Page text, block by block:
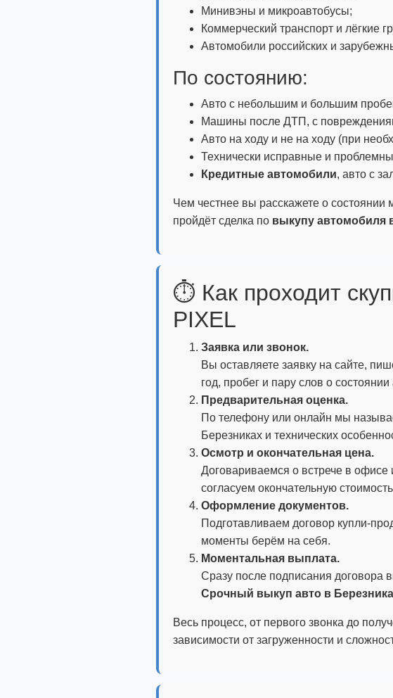
Минивэны и микроавтобусы;
Коммерческий транспорт и лёгкие
Автомобили российских и
По состоянию:
Авто с небольшим и большим
Машины после ДТП, с
Авто на ходу и не на ходу (при
Технически исправные и
Кредитные автомобили, авто с
Чем честнее вы расскажете о
пройдёт сделка по выкупу автомобиля
⏱️ Как проходит
PIXEL
Заявка или звонок.
Вы оставляете заявку на сайте,
год, пробег и пару слов о состоянии
Предварительная оценка.
По телефону или онлайн мы
Березниках и технических
Осмотр и окончательная цена.
Договариваемся о встрече в
согласуем окончательную
Оформление документов.
Подготавливаем договор купли-
моменты берём на себя.
Моментальная выплата.
Сразу после подписания договора
Срочный выкуп авто в
Весь процесс, от первого звонка до
зависимости от загруженности и